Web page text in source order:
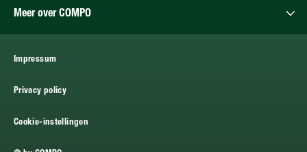
Meer over COMPO
Impressum
Privacy policy
Cookie-instellingen